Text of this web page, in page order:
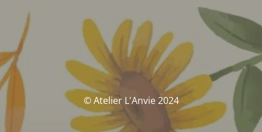
© Atelier L'Anvie 2024